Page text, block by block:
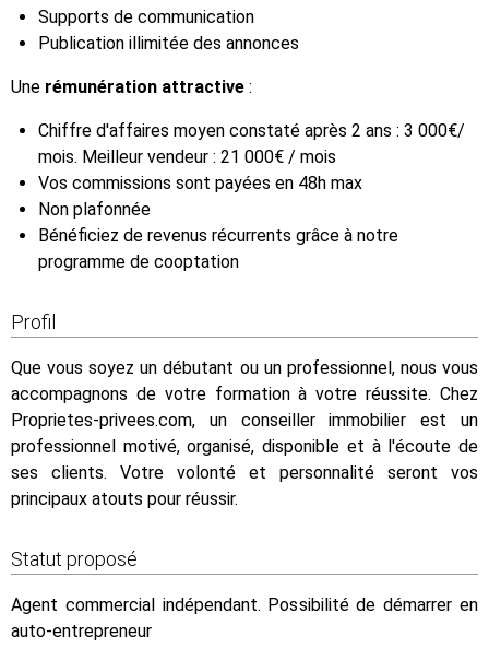
Supports de communication
Publication illimitée des annonces
Une rémunération attractive :
Chiffre d'affaires moyen constaté après 2 ans : 3 000€/
mois. Meilleur vendeur : 21 000€ / mois
Vos commissions sont payées en 48h max
Non plafonnée
Bénéficiez de revenus récurrents grâce à notre
programme de cooptation
Profil
Que vous soyez un débutant ou un professionnel, nous vous
accompagnons de votre formation à votre réussite. Chez
Proprietes-privees.com, un conseiller immobilier est un
professionnel motivé, organisé, disponible et à l'écoute de
ses clients. Votre volonté et personnalité seront vos
principaux atouts pour réussir.
Statut proposé
Agent commercial indépendant. Possibilité de démarrer en
auto-entrepreneur